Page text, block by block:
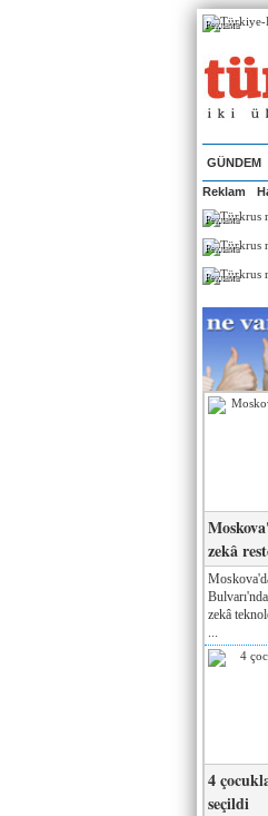
Реклама
GÜNDEM
Reklam
Реклама
Реклама
Реклама
zekâ
zekâ
4
seçildi